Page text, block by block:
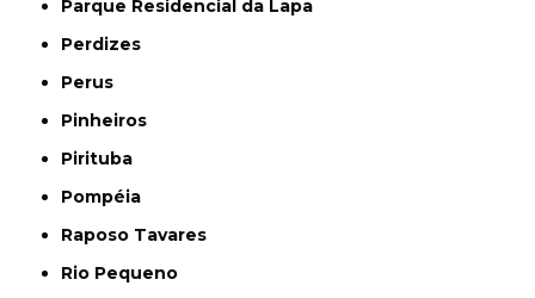
Parque Residencial da Lapa
Perdizes
Perus
Pinheiros
Pirituba
Pompéia
Raposo Tavares
Rio Pequeno